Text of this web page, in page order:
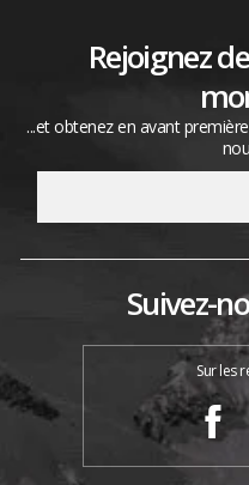
Rejoignez
...et obtenez en avant
Suivez-
Sur les